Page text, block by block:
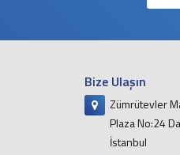
Bize Ulaşın
Zümrütevler
Plaza No:24
İstanbul